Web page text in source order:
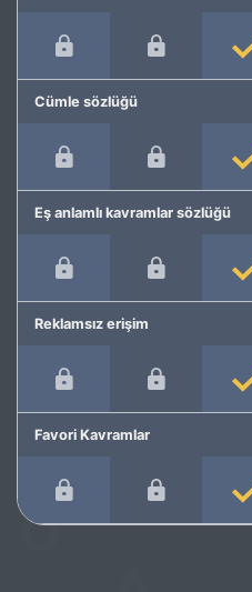
Cümle sözlüğü
Eş anlamlı kavramlar sözlüğü
Reklamsız erişim
Favori Kavramlar